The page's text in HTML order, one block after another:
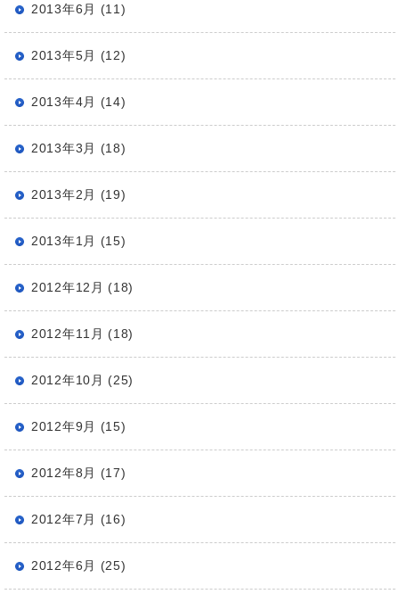
2013年6月 (11)
2013年5月 (12)
2013年4月 (14)
2013年3月 (18)
2013年2月 (19)
2013年1月 (15)
2012年12月 (18)
2012年11月 (18)
2012年10月 (25)
2012年9月 (15)
2012年8月 (17)
2012年7月 (16)
2012年6月 (25)